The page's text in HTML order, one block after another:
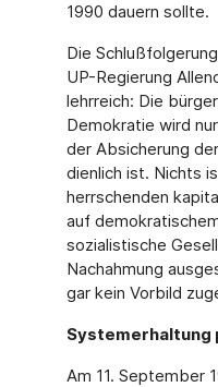
1990 dauern sollte.
Die
UP-Regierung
lehrreich: Die
Demokratie wird
der Absicherung
dienlich ist. Nichts
herrschenden
auf
sozialistische
Nachahmung
gar kein Vorbild
Systemerhaltung
Am 11. September